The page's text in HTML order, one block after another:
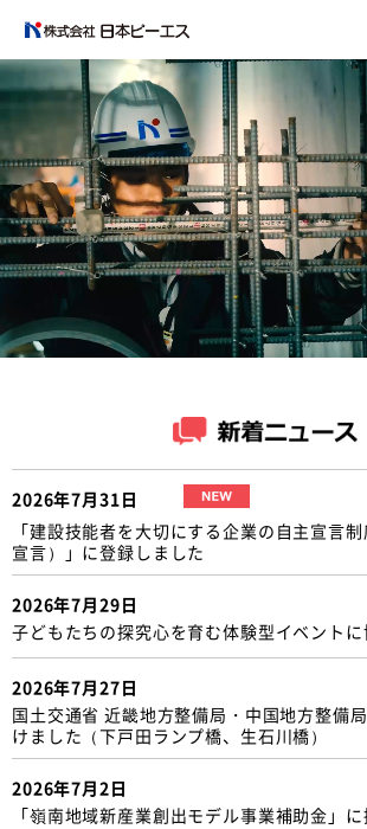
2026年7月31日
「建設技能者を大切にする企業の自主宣言
宣言）」に登録しました
2026年7月29日
子どもたちの探究心を育む体験型イベント
2026年7月27日
国土交通省 近畿地方整備局・中国地方整備
けました（下戸田ランプ橋、生石川橋）
2026年7月2日
「嶺南地域新産業創出モデル事業補助金」